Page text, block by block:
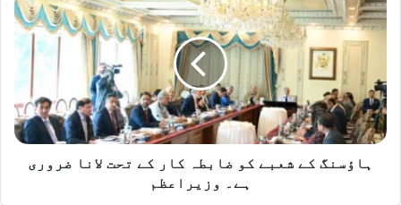
تجربہ
کر
لیا
کے
شعبے
کار
کے
تحت
لانا
ضروری
ہاؤسنگ کے شعبے کو ضابطہ کار کے تحت لانا ضروری
ہے۔ وزیراعظم